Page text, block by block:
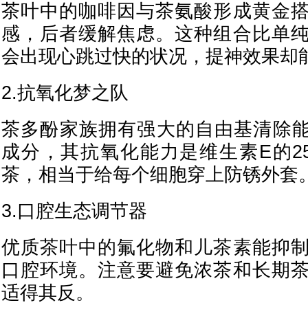
茶叶中的咖啡因与茶氨酸形成黄金
感，后者缓解焦虑。这种组合比单
会出现心跳过快的状况，提神效果却
2.抗氧化梦之队
茶多酚家族拥有强大的自由基清除
成分，其抗氧化能力是维生素E的
茶，相当于给每个细胞穿上防锈外套
3.口腔生态调节器
优质茶叶中的氟化物和儿茶素能抑
口腔环境。注意要避免浓茶和长期
适得其反。